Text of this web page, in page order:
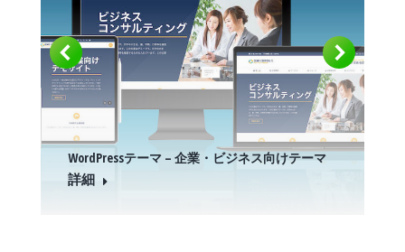
WordPressテーマ – 企業・ビジネス向けテーマ
詳細